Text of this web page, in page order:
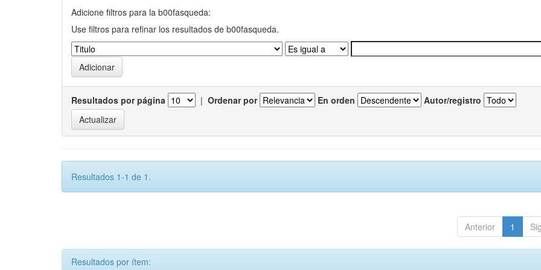
Adicione filtros para la b00fasqueda:
Use filtros para refinar los resultados de b00fasqueda.
Resultados por página | Ordenar por En orden Autor/registro
Resultados 1-1 de 1.
Anterior 1
Resultados por ítem: